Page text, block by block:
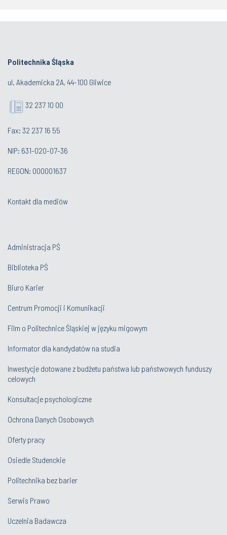
Politechnika Śląska
ul. Akademicka 2A, 44-100 Gliwice
32 237 10 00
Fax: 32 237 16 55
NIP: 631-020-07-36
REGON: 000001637
Kontakt dla mediów
Administracja PŚ
Biblioteka PŚ
Biuro Karier
Centrum Promocji i Komunikacji
Film o Politechnice Śląskiej w języku migowym
Informator dla kandydatów na studia
Inwestycje dotowane z budżetu państwa lub państwowych funduszy
celowych
Konsultacje psychologiczne
Ochrona Danych Osobowych
Oferty pracy
Osiedle Studenckie
Politechnika bez barier
Serwis Prawo
Uczelnia Badawcza